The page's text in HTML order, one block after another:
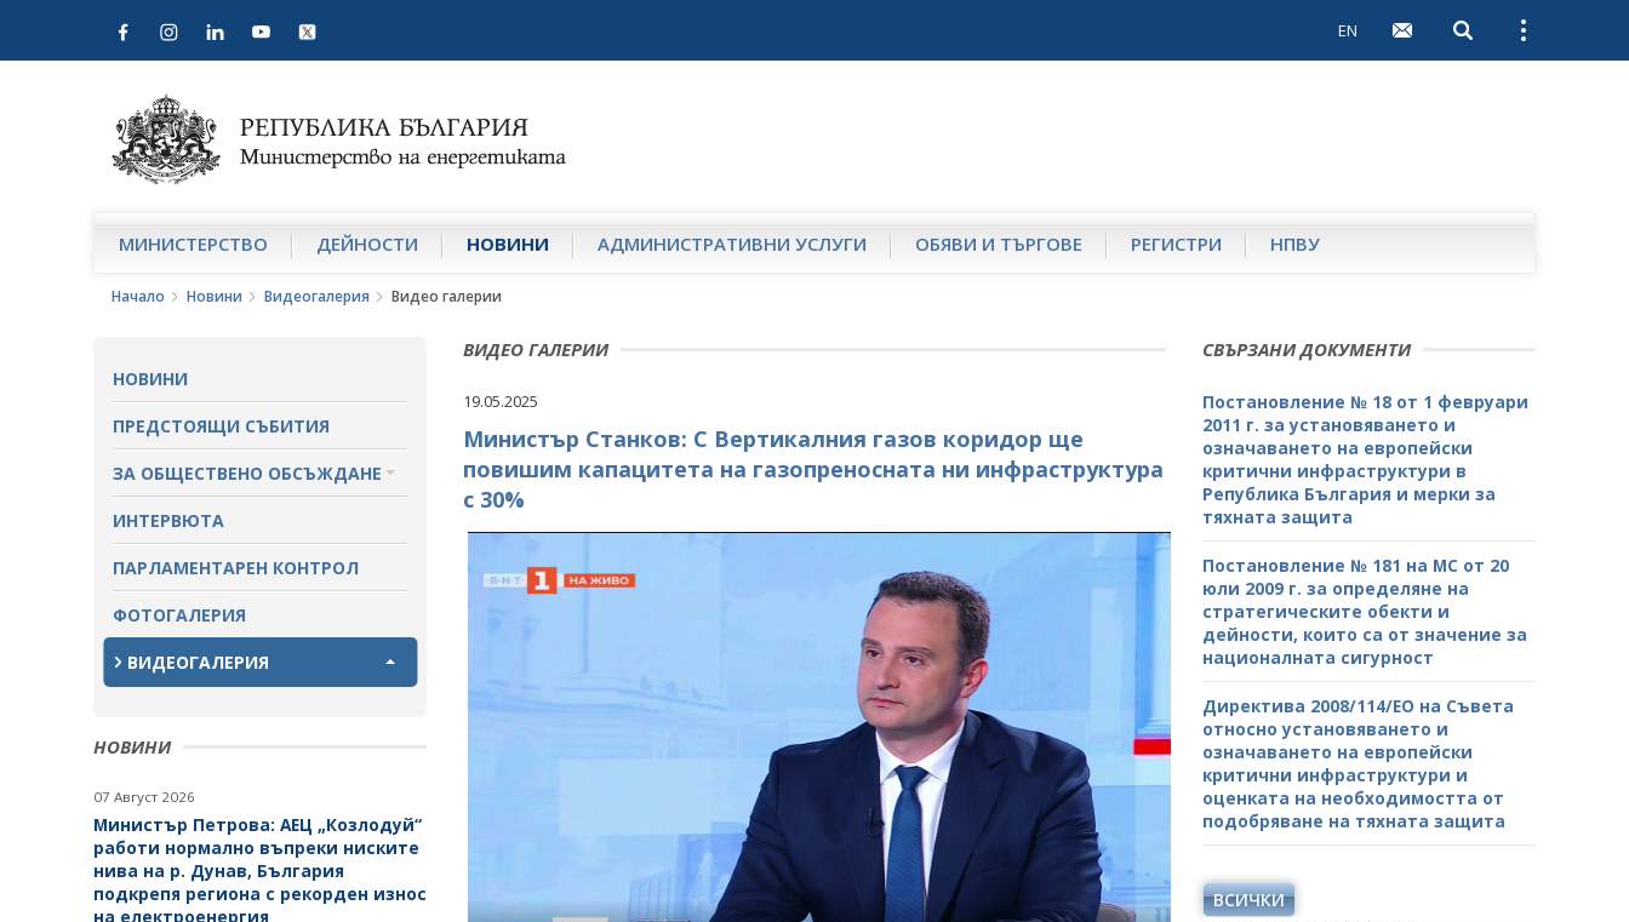
EN Open search
Open
МИНИСТЕРСТВО ДЕЙНОСТИ НОВИНИ АДМИНИСТРАТИВНИ УСЛУГИ ОБЯВИ И ТЪРГОВЕ РЕГИСТРИ НПВУ
Начало Новини Видеогалерия Видео галерии
НОВИНИ
ПРЕДСТОЯЩИ СЪБИТИЯ
ЗА ОБЩЕСТВЕНО ОБСЪЖДАНЕ
ПРОЕКТИ ЗА ОБЩЕСТВЕНО
ОБСЪЖДАНЕ
ЗАВЪРШИЛИ ПРОЦЕДУРИ ЗА
ОБЩЕСТВЕНО ОБСЪЖДАНЕ
ИНТЕРВЮТА
ПАРЛАМЕНТАРЕН КОНТРОЛ
ФОТОГАЛЕРИЯ
ВИДЕОГАЛЕРИЯ
НОВИНИ
07 Август 2026
Министър Петрова: АЕЦ „Козлодуй“
работи нормално въпреки ниските
нива на р. Дунав, България
подкрепя региона с рекорден износ
на електроенергия
ВИДЕО ГАЛЕРИИ
19.05.2025
Министър Станков: С Вертикалния газов коридор ще
повишим капацитета на газопреносната ни инфраструктура
с 30%
СВЪРЗАНИ ДОКУМЕНТИ
Постановление № 18 от 1 февруари
2011 г. за установяването и
означаването на европейски
критични инфраструктури в
Република България и мерки за
тяхната защита
Постановление № 181 на МС от 20
юли 2009 г. за определяне на
стратегическите обекти и
дейности, които са от значение за
националната сигурност
Директива 2008/114/ЕО на Съвета
относно установяването и
означаването на европейски
критични инфраструктури и
оценката на необходимостта от
подобряване на тяхната защита
ВСИЧКИ